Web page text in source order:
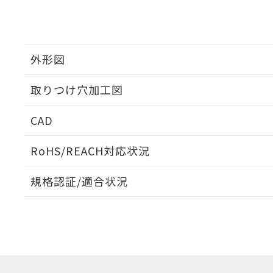
外形図
取りつけ穴加工図
CAD
RoHS/REACH対応状況
EU RoHS 注意事項・凡例
規格認証/適合状況